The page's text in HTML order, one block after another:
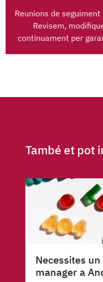
Reunions de
Revisem,
continuament per
També et pot
Necessites
manager a